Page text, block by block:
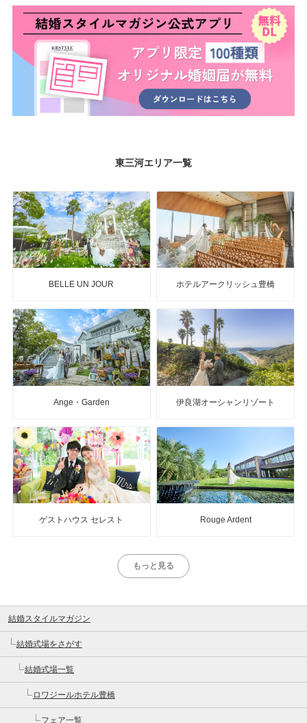
東三河エリア一覧
BELLE UN JOUR ホテルアークリッシュ豊橋
Ange・Garden 伊良湖オーシャンリゾート
ゲストハウス セレスト Rouge Ardent
もっと見る
結婚スタイルマガジン
結婚式場をさがす
結婚式場一覧
ロワジールホテル豊橋
フェア一覧